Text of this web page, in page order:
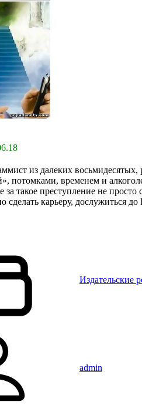
из далеких
потомками, временем и
за такое преступление не
сделать карьеру, дослужиться
Издательские
admin